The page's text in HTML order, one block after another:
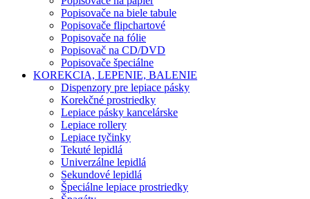
Popisovače na biele tabule
Popisovače flipchartové
Popisovače na fólie
Popisovač na CD/DVD
Popisovače špeciálne
KOREKCIA, LEPENIE, BALENIE
Dispenzory pre lepiace pásky
Korekčné prostriedky
Lepiace pásky kancelárske
Lepiace rollery
Lepiace tyčinky
Tekuté lepidlá
Univerzálne lepidlá
Sekundové lepidlá
Špeciálne lepiace prostriedky